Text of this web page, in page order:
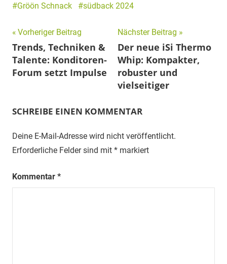
Gröön Schnack
südback 2024
Beitragsnavigation
Vorheriger Beitrag
Trends, Techniken &
Talente: Konditoren-
Forum setzt Impulse
Nächster Beitrag
Der neue iSi Thermo
Whip: Kompakter,
robuster und
vielseitiger
SCHREIBE EINEN KOMMENTAR
Deine E-Mail-Adresse wird nicht veröffentlicht.
Erforderliche Felder sind mit * markiert
Kommentar *